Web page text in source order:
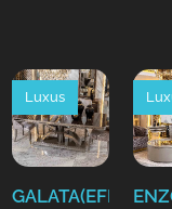
Luxus